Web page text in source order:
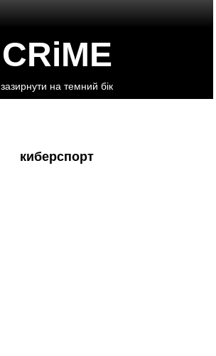
CRiME
зазирнути на темний бік
киберспорт